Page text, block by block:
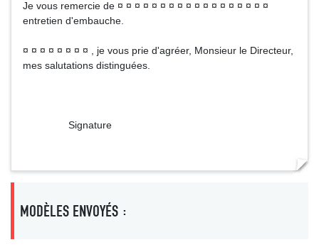
Je vous remercie de ¤ ¤ ¤ ¤ ¤ ¤ ¤ ¤ ¤ ¤ ¤ ¤ ¤ ¤ ¤ ¤ ¤ ¤
entretien d'embauche.
¤ ¤ ¤ ¤ ¤ ¤ ¤ ¤ , je vous prie d'agréer, Monsieur le Directeur,
mes salutations distinguées.
Signature
MODÈLES ENVOYÉS :